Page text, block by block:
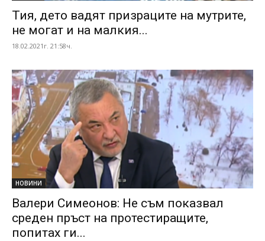
Тия, дето вадят призраците на мутрите,
не могат и на малкия...
18.02.2021г. 21:58ч.
НОВИНИ
Валери Симеонов: Не съм показвал
среден пръст на протестиращите,
попитах ги...